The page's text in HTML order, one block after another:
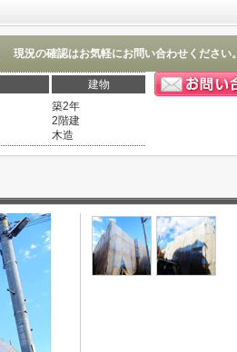
現況の確認はお気軽にお問い合わせください。
建物
築2年
2階建
木造